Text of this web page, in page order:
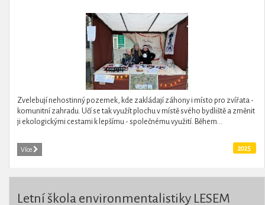
Zvelebují nehostinný pozemek, kde zakládají záhony i místo pro zvířata -
komunitní zahradu. Učí se tak využít plochu v místě svého bydliště a změnit
ji ekologickými cestami k lepšímu - společnému využití. Během...
Více 2025
Letní škola environmentalistiky LESEM